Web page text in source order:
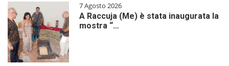
7 Agosto 2026
A Raccuja (Me) è stata inaugurata la
mostra “…